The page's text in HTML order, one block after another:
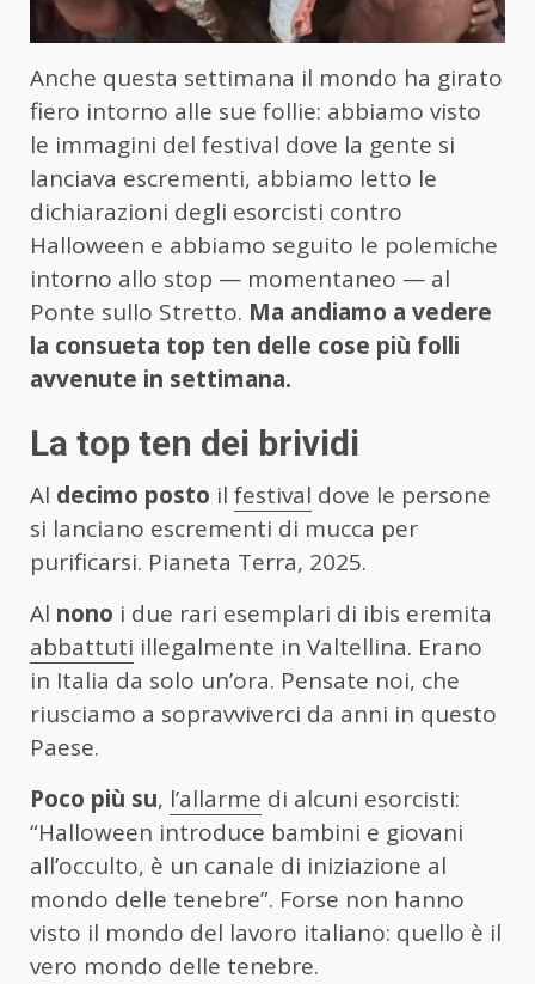
Anche questa settimana il mondo ha girato
fiero intorno alle sue follie: abbiamo visto
le immagini del festival dove la gente si
lanciava escrementi, abbiamo letto le
dichiarazioni degli esorcisti contro
Halloween e abbiamo seguito le polemiche
intorno allo stop — momentaneo — al
Ponte sullo Stretto. Ma andiamo a vedere
la consueta top ten delle cose più folli
avvenute in settimana.
La top ten dei brividi
Al decimo posto il festival dove le persone
si lanciano escrementi di mucca per
purificarsi. Pianeta Terra, 2025.
Al nono i due rari esemplari di ibis eremita
abbattuti illegalmente in Valtellina. Erano
in Italia da solo un’ora. Pensate noi, che
riusciamo a sopravviverci da anni in questo
Paese.
Poco più su, l’allarme di alcuni esorcisti:
“Halloween introduce bambini e giovani
all’occulto, è un canale di iniziazione al
mondo delle tenebre”. Forse non hanno
visto il mondo del lavoro italiano: quello è il
vero mondo delle tenebre.